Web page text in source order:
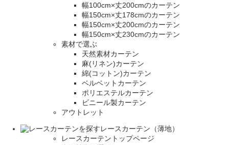
幅100cm×丈200cmのカーテン
幅150cm×丈178cmのカーテン
幅150cm×丈200cmのカーテン
幅150cm×丈230cmのカーテン
素材で選ぶ
天然素材カーテン
麻(リネン)カーテン
綿(コットン)カーテン
ベルベットカーテン
ポリエステルカーテン
ビニール製カーテン
アウトレット
レースカーテン（薄地）
レースカーテントップページ